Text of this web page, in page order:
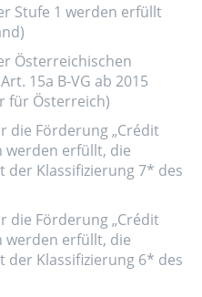
Stufe 1 werden erfüllt
Österreichischen
15a B-VG ab 2015
für Österreich)
die Förderung „Crédit
werden erfüllt, die
Klassifizierung 7* des
die Förderung „Crédit
werden erfüllt, die
Klassifizierung 6* des